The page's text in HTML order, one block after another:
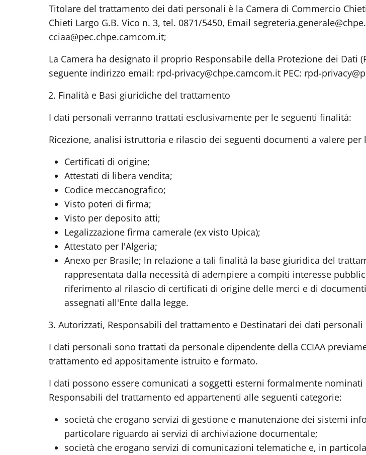
Titolare del trattamento dei dati personali è la Camera di Commercio
Chieti Largo G.B. Vico n. 3, tel. 0871/5450, Email
cciaa@pec.chpe.camcom.it;
La Camera ha designato il proprio Responsabile della Protezione dei Dati
seguente indirizzo email: rpd-privacy@chpe.camcom.it PEC: rpd-
2. Finalità e Basi giuridiche del trattamento
I dati personali verranno trattati esclusivamente per le seguenti finalità:
Ricezione, analisi istruttoria e rilascio dei seguenti documenti a valere per
Certificati di origine;
Attestati di libera vendita;
Codice meccanografico;
Visto poteri di firma;
Visto per deposito atti;
Legalizzazione firma camerale (ex visto Upica);
Attestato per l'Algeria;
Anexo per Brasile; ln relazione a tali finalità la base giuridica del
rappresentata dalla necessità di adempiere a compiti interesse
riferimento al rilascio di certificati di origine delle merci e di
assegnati all'Ente dalla legge.
3. Autorizzati, Responsabili del trattamento e Destinatari dei dati personali
I dati personali sono trattati da personale dipendente della CCIAA
trattamento ed appositamente istruito e formato.
I dati possono essere comunicati a soggetti esterni formalmente nominati
Responsabili del trattamento ed appartenenti alle seguenti categorie:
società che erogano servizi di gestione e manutenzione dei sistemi
particolare riguardo ai servizi di archiviazione documentale;
società che erogano servizi di comunicazioni telematiche e, in